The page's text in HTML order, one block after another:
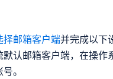
邮箱客户端并完成以下
认邮箱客户端，在操作
。